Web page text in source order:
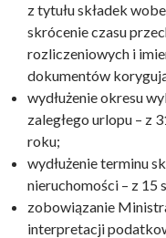
z tytułu składek
skrócenie czasu
rozliczeniowych i
dokumentów
wydłużenie okresu
zaległego urlopu – z
roku;
wydłużenie terminu
nieruchomości – z 15
zobowiązanie
interpretacji